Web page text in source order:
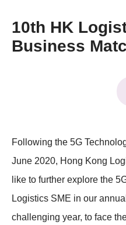
新闻中心
10th HK
Business
Following the 5G
June 2020, Hong Kong
like to further explore the
Logistics SME in our
challenging year, to face